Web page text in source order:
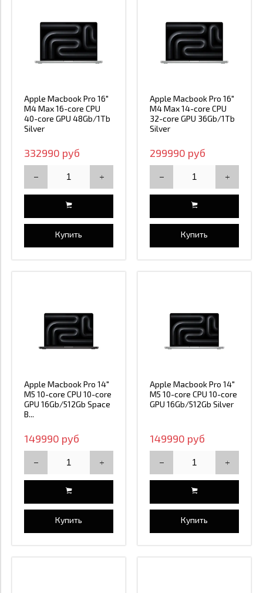
Apple Macbook Pro 16"
M4 Max 16-core CPU
40-core GPU 48Gb/1Tb
Silver
332990 руб
Купить
Apple Macbook Pro 16"
M4 Max 14-core CPU
32-core GPU 36Gb/1Tb
Silver
299990 руб
Купить
Apple Macbook Pro 14"
M5 10-core CPU 10-core
GPU 16Gb/512Gb Space
B...
149990 руб
Купить
Apple Macbook Pro 14"
M5 10-core CPU 10-core
GPU 16Gb/512Gb Silver
149990 руб
Купить